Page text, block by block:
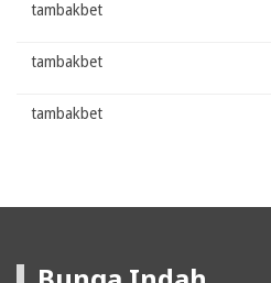
tambakbet
tambakbet
tambakbet